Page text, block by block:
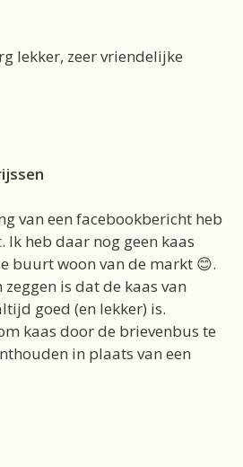
lekker, zeer vriendelijke
van een facebookbericht heb
Ik heb daar nog geen kaas
buurt woon van de markt 😊.
is dat de kaas van
goed (en lekker) is.
kaas door de brievenbus te
in plaats van een